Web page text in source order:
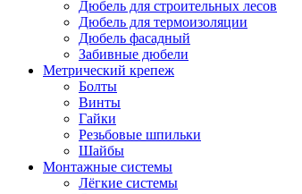
Дюбель для строительных лесов
Дюбель для термоизоляции
Дюбель фасадный
Забивные дюбели
Метрический крепеж
Болты
Винты
Гайки
Резьбовые шпильки
Шайбы
Монтажные системы
Лёгкие системы